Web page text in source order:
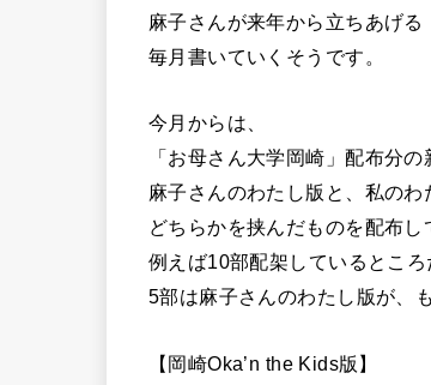
麻子さんが来年から立ちあげる
毎月書いていくそうです。
今月からは、
「お母さん大学岡崎」配布分の
麻子さんのわたし版と、私のわ
どちらかを挟んだものを配布し
例えば10部配架しているところ
5部は麻子さんのわたし版が、
【岡崎Oka’n the Kids版】